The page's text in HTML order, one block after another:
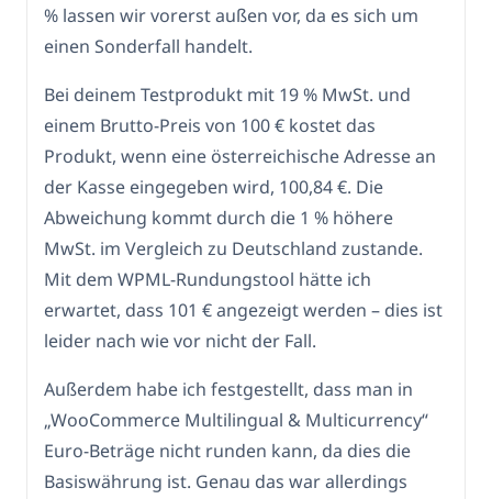
% lassen wir vorerst außen vor, da es sich um
einen Sonderfall handelt.
Bei deinem Testprodukt mit 19 % MwSt. und
einem Brutto-Preis von 100 € kostet das
Produkt, wenn eine österreichische Adresse an
der Kasse eingegeben wird, 100,84 €. Die
Abweichung kommt durch die 1 % höhere
MwSt. im Vergleich zu Deutschland zustande.
Mit dem WPML-Rundungstool hätte ich
erwartet, dass 101 € angezeigt werden – dies ist
leider nach wie vor nicht der Fall.
Außerdem habe ich festgestellt, dass man in
„WooCommerce Multilingual & Multicurrency“
Euro-Beträge nicht runden kann, da dies die
Basiswährung ist. Genau das war allerdings